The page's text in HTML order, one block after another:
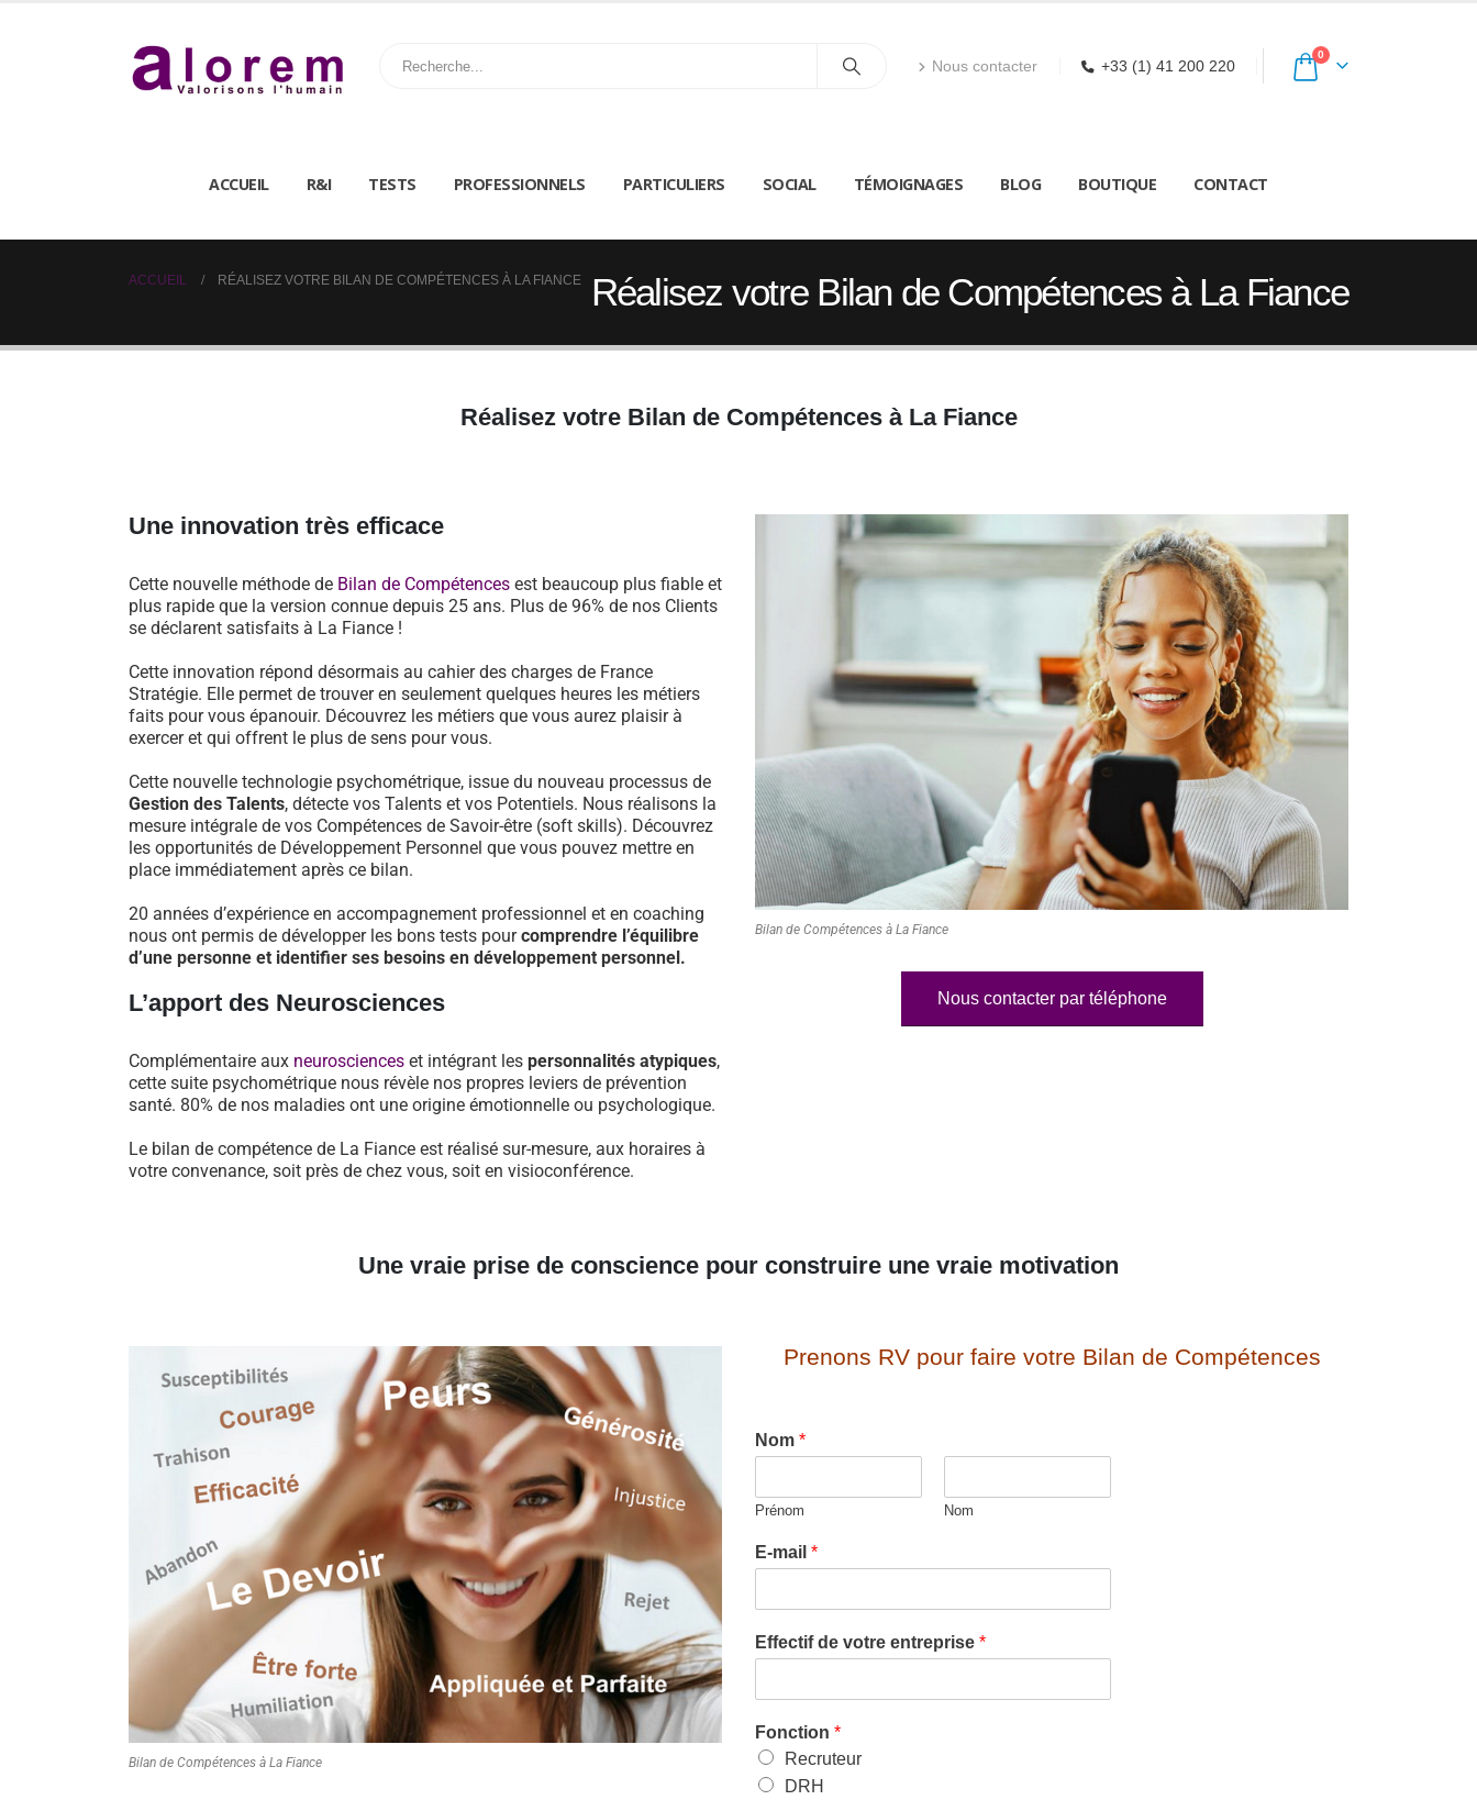
Nous contacter +33 (1) 41 200 220
0
ACCUEIL R&I TESTS PROFESSIONNELS PARTICULIERS SOCIAL TÉMOIGNAGES BLOG BOUTIQUE CONTACT
Réalisez votre Bilan de Compétences à La Fiance
ACCUEIL RÉALISEZ VOTRE BILAN DE COMPÉTENCES À LA FIANCE
Réalisez votre Bilan de Compétences à La Fiance
Une innovation très efficace
Cette nouvelle méthode de Bilan de Compétences est beaucoup plus fiable et
plus rapide que la version connue depuis 25 ans. Plus de 96% de nos Clients
se déclarent satisfaits à La Fiance !
Cette innovation répond désormais au cahier des charges de France
Stratégie. Elle permet de trouver en seulement quelques heures les métiers
faits pour vous épanouir. Découvrez les métiers que vous aurez plaisir à
exercer et qui offrent le plus de sens pour vous.
Cette nouvelle technologie psychométrique, issue du nouveau processus de
Gestion des Talents, détecte vos Talents et vos Potentiels. Nous réalisons la
mesure intégrale de vos Compétences de Savoir-être (soft skills). Découvrez
les opportunités de Développement Personnel que vous pouvez mettre en
place immédiatement après ce bilan.
20 années d’expérience en accompagnement professionnel et en coaching
nous ont permis de développer les bons tests pourcomprendre l’équilibre
d’une personne et identifier ses besoins en développement personnel.
L’apport des Neurosciences
Complémentaire aux neurosciences et intégrant les personnalités atypiques,
cette suite psychométrique nous révèle nos propres leviers de prévention
santé. 80% de nos maladies ont une origine émotionnelle ou psychologique.
Le bilan de compétence de La Fiance est réalisé sur-mesure, aux horaires à
votre convenance, soit près de chez vous, soit en visioconférence.
Bilan de Compétences à La Fiance
Nous contacter par téléphone
Une vraie prise de conscience pour construire une vraie motivation
Bilan de Compétences à La Fiance
Prenons RV pour faire votre Bilan de Compétences
Nom *
Prénom Nom
E-mail *
Effectif de votre entreprise *
Fonction *
Recruteur
DRH